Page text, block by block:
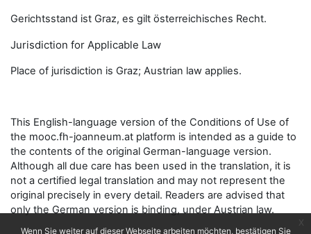
Wenn Sie weiter auf dieser Webseite arbeiten möchten, bestätigen Sie
Gerichtsstand ist Graz, es gilt österreichisches Recht.
Jurisdiction for Applicable Law
Place of jurisdiction is Graz; Austrian law applies.
This English-language version of the Conditions of Use of
the mooc.fh-joanneum.at platform is intended as a guide to
the contents of the original German-language version.
Although all due care has been used in the translation, it is
not a certified legal translation and may not represent the
original precisely in every detail. Readers are advised that
only the German version is binding, under Austrian law.